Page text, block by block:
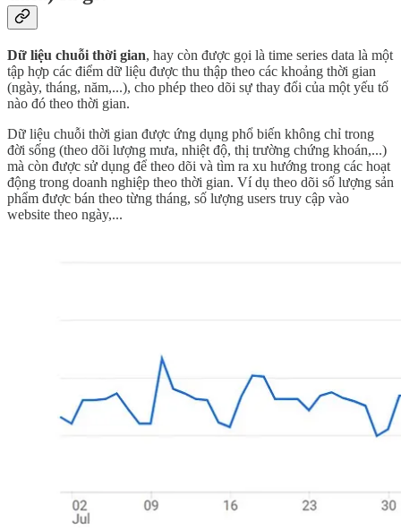
Dữ liệu chuỗi thời gian, hay còn được gọi là time series data là một
tập hợp các điểm dữ liệu được thu thập theo các khoảng thời gian
(ngày, tháng, năm,...), cho phép theo dõi sự thay đổi của một yếu tố
nào đó theo thời gian.
Dữ liệu chuỗi thời gian được ứng dụng phổ biến không chỉ trong
đời sống (theo dõi lượng mưa, nhiệt độ, thị trường chứng khoán,...)
mà còn được sử dụng để theo dõi và tìm ra xu hướng trong các hoạt
động trong doanh nghiệp theo thời gian. Ví dụ theo dõi số lượng sản
phẩm được bán theo từng tháng, số lượng users truy cập vào
website theo ngày,...